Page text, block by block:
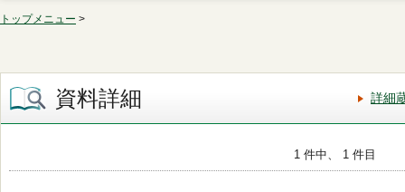
トップメニュー >
資料詳細 詳細
1 件中、 1 件目